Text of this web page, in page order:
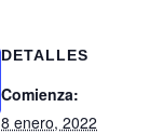
DETALLES
Comienza:
8 enero, 2022